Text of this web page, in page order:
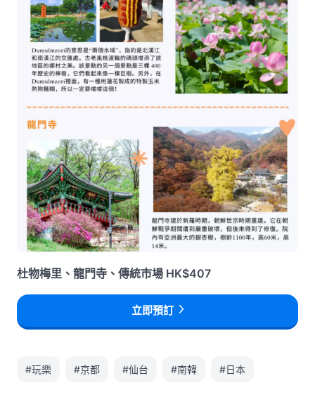
杜物梅里、龍門寺、傳統市場 HK$407
立即預訂
#玩樂 #京都 #仙台 #南韓 #日本